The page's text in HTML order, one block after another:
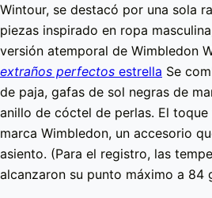
Wintour, se destacó por una sola
piezas inspirado en ropa
versión atemporal de Wimbledon
extraños perfectos estrella Se
de paja, gafas de sol negras de
anillo de cóctel de perlas. El
marca Wimbledon, un accesorio
asiento. (Para el registro, las
alcanzaron su punto máximo a 84